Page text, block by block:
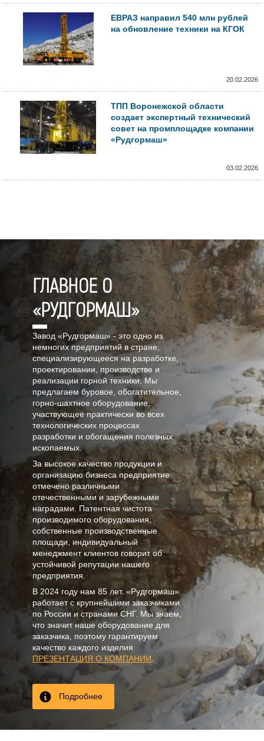
ЕВРАЗ направил 540 млн рублей
на обновление техники на КГОК
20.02.2026
ТПП Воронежской области
создает экспертный технический
совет на промплощадке компании
«Рудгормаш»
03.02.2026
ГЛАВНОЕ О
«РУДГОРМАШ»
Завод «Рудгормаш» - это одно из
немногих предприятий в стране,
специализирующееся на разработке,
проектировании, производстве и
реализации горной техники. Мы
предлагаем буровое, обогатительное,
горно-шахтное оборудование,
участвующее практически во всех
технологических процессах
разработки и обогащения полезных
ископаемых.
За высокое качество продукции и
организацию бизнеса предприятие
отмечено различными
отечественными и зарубежными
наградами. Патентная чистота
производимого оборудования,
собственные производственные
площади, индивидуальный
менеджмент клиентов говорит об
устойчивой репутации нашего
предприятия.
В 2024 году нам 85 лет. «Рудгормаш»
работает с крупнейшими заказчиками
по России и странами СНГ. Мы знаем,
что значит наше оборудование для
заказчика, поэтому гарантируем
качество каждого изделия
ПРЕЗЕНТАЦИЯ О КОМПАНИИ
Подробнее